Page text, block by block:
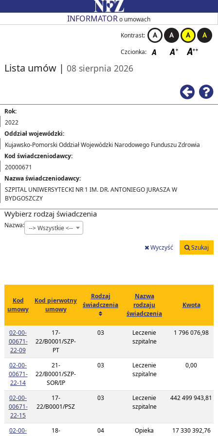
Przejdź do strony głównejINFORMATORo umowach
Kontrast:
Czcionka:
Lista umów | 08 sierpnia 2026
Rok:
2022
Oddział wojewódzki:
Kujawsko-Pomorski Oddział Wojewódzki Narodowego Funduszu Zdrowia
Kod świadczeniodawcy:
20000671
Nazwa świadczeniodawcy:
SZPITAL UNIWERSYTECKI NR 1 IM. DR. ANTONIEGO JURASZA W
BYDGOSZCZY
Wybierz rodzaj świadczenia
Nazwa: --> Wszystkie <--
Wyczyść Szukaj
Kod
umowy
Kod pierwotny
umowy
Rodzaj
świadczenia
Nazwa
rodzaju
świadczenia
Kwota
02-00-
00671-
22-09Link do listy planu umowy o kodzie 02-00-00671-22-09
17-
22/B0001/SZP-
PT
03
Leczenie
szpitalne
1 796 076,98
02-00-
00671-
22-14Link do listy planu umowy o kodzie 02-00-00671-22-14
21-
22/B0001/SZP-
SOR/IP
03
Leczenie
szpitalne
0,00
02-00-
00671-
22-15Link do listy planu umowy o kodzie 02-00-00671-22-15
17-
22/B0001/PSZ
03
Leczenie
szpitalne
442 499 943,81
02-00-
18-
04
Opieka
17 330 392,76